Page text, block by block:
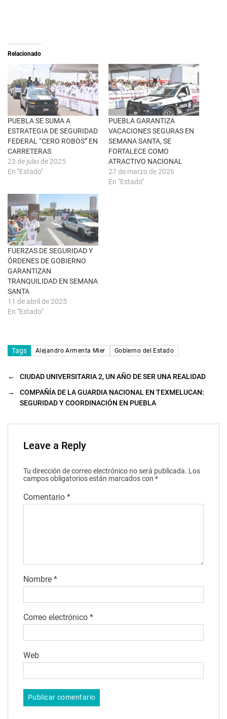
e
b
e
n
u
n
a
v
e
n
t
a
n
a
n
u
e
v
e
n
F
a
c
e
b
o
o
k
(
S
e
a
b
r
n
a
v
e
n
t
a
n
a
n
u
e
a
)
Relacionado
PUEBLA SE SUMA A
ESTRATEGIA DE SEGURIDAD
FEDERAL “CERO ROBOS” EN
CARRETERAS
23 de julio de 2025
En "Estado"
PUEBLA GARANTIZA
VACACIONES SEGURAS EN
SEMANA SANTA, SE
FORTALECE COMO
ATRACTIVO NACIONAL
27 de marzo de 2026
En "Estado"
FUERZAS DE SEGURIDAD Y
ÓRDENES DE GOBIERNO
GARANTIZAN
TRANQUILIDAD EN SEMANA
SANTA
11 de abril de 2025
En "Estado"
Tags Alejandro Armenta Mier Gobierno del Estado
←
CIUDAD UNIVERSITARIA 2, UN AÑO DE SER UNA REALIDAD
→
COMPAÑÍA DE LA GUARDIA NACIONAL EN TEXMELUCAN:
SEGURIDAD Y COORDINACIÓN EN PUEBLA
Leave a Reply
Tu dirección de correo electrónico no será publicada. Los
campos obligatorios están marcados con *
Comentario *
Nombre *
Correo electrónico *
Web